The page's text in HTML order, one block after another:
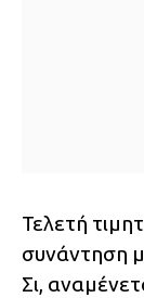
Τελετή
συνάντηση
Σι,